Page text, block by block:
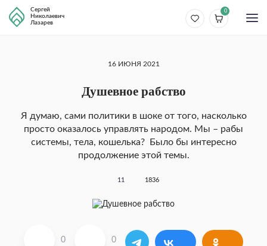
Сергей
Николаевич
Лазарев
0
16 ИЮНЯ 2021
Душевное рабство
Я думаю, сами политики в шоке от того, насколько
просто оказалось управлять народом. Мы – рабы
системы, тела, кошелька? Было бы интересно
продолжение этой темы.
11 1836
0 0